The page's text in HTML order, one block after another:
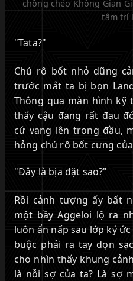
chồng chéo Không Gian
tâm trí
"Tata?"
Chú rô bốt nhỏ dũng
trước mắt ta bị bọn
Thông qua màn hình kỹ
thấy cậu đang rất đau
cứ vang lên trong đầu,
hỏng chú rô bốt cưng
"Đây là bịa đặt sao?"
Rồi cảnh tượng ấy bất
một bầy Aggeloi lộ ra
luôn ẩn nấp sau lớp ký
buộc phải ra tay dọn
cho nhìn thấy khung
là nỗi sợ của ta? Là sợ